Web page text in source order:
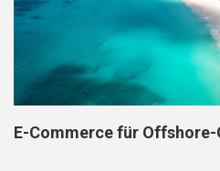
E-Commerce für